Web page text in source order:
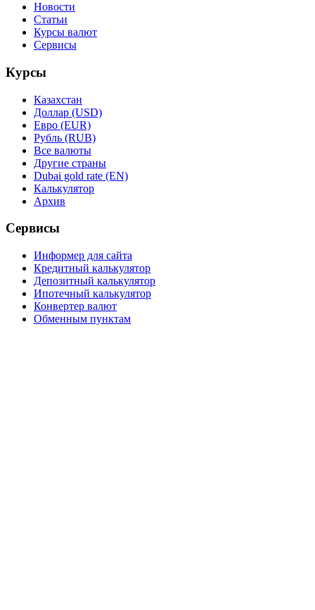
Новости
Статьи
Курсы валют
Сервисы
Курсы
Казахстан
Доллар (USD)
Евро (EUR)
Рубль (RUB)
Все валюты
Другие страны
Dubai gold rate (EN)
Калькулятор
Архив
Сервисы
Информер для сайта
Кредитный калькулятор
Депозитный калькулятор
Ипотечный калькулятор
Конвертер валют
Обменным пунктам